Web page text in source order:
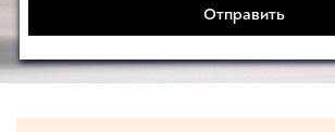
Отправить